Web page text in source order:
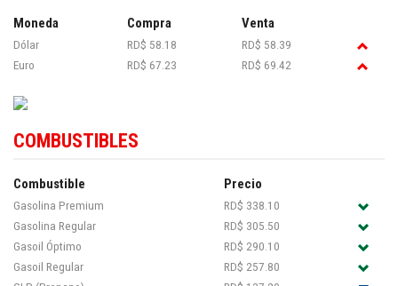
Moneda Compra Venta
Dólar RD$ 58.18
RD$ 58.39
Euro
RD$ 67.23 RD$ 69.42
COMBUSTIBLES
Combustible Precio
Gasolina Premium
RD$ 338.10
Gasolina Regular
RD$ 305.50
Gasoil Óptimo
RD$ 290.10
Gasoil Regular
RD$ 257.80